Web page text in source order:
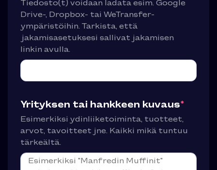
Tiedosto(t) voidaan ladata esim. Google
Drive-, Dropbox- tai WeTransfer-
ympäristöihin. Tarkista, että
jakamisasetuksesi sallivat jakamisen
linkin avulla.
Yrityksen tai hankkeen kuvaus*
Esimerkiksi ydinliiketoiminta, tuotteet,
arvot, tavoitteet jne. Kaikki mikä tuntuu
tärkeältä.